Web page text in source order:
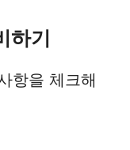
하기
항을 체크해